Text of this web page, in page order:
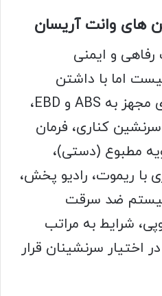
های وانت آریسان
رفاهی و ایمنی
اما با داشتن
گزینه‌هایی نظیر: ترمزهای مجهز به ABS و EBD،
کناری، فرمان
مطبوع (دستی)،
ریموت، رادیو پخش،
سیستم ضد سرقت
شرایط به مراتب
اختیار سرنشینان قرار